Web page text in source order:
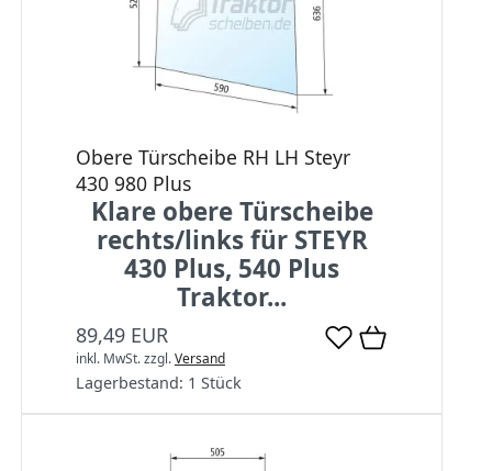
Obere Türscheibe RH LH Steyr
430 980 Plus
Klare obere Türscheibe
rechts/links für STEYR
430 Plus, 540 Plus
Traktor...
89,49 EUR
inkl. MwSt.zzgl.Versand
Lagerbestand: 1 Stück